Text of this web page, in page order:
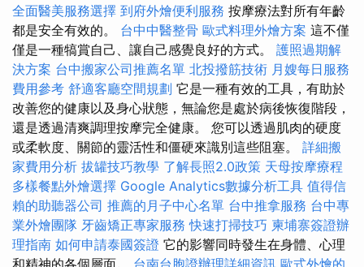
全面醫美服務選擇 到府外燴便利服務 按摩療法對所有年齡
都是安全有效的。 台中中醫整骨 歐式料理外燴方案 這不僅
僅是一種犒賞自己、讓自己感覺良好的方式。 護照過期解
決方案 台中搬家公司推薦名單 北投撥筋技術 月嫂每日服務
費用參考 舒適客廳空間規劃 它是一種有效的工具，有助於
改善您的健康以及身心狀態，無論您是處於病後恢復階段，
還是透過清爽調理按摩完全健康。 您可以透過肌肉的硬度
或柔軟度、關節的靈活性和僵硬來識別這些阻塞。 詳細搬
家費用分析 拔罐技巧教學 了解長照2.0政策 天母按摩療程
多樣餐點外燴選擇 Google Analytics數據分析工具 值得信
賴的助聽器公司 推薦的月子中心名單 台中推拿服務 台中專
業外燴團隊 牙齒矯正專家服務 快速打掃技巧 柬埔寨簽證辦
理指南 如何申請泰國簽證 它的影響同時發生在身體、心理
和精神的各個層面。 台南台胞證辦理詳細資訊 歐式外燴的